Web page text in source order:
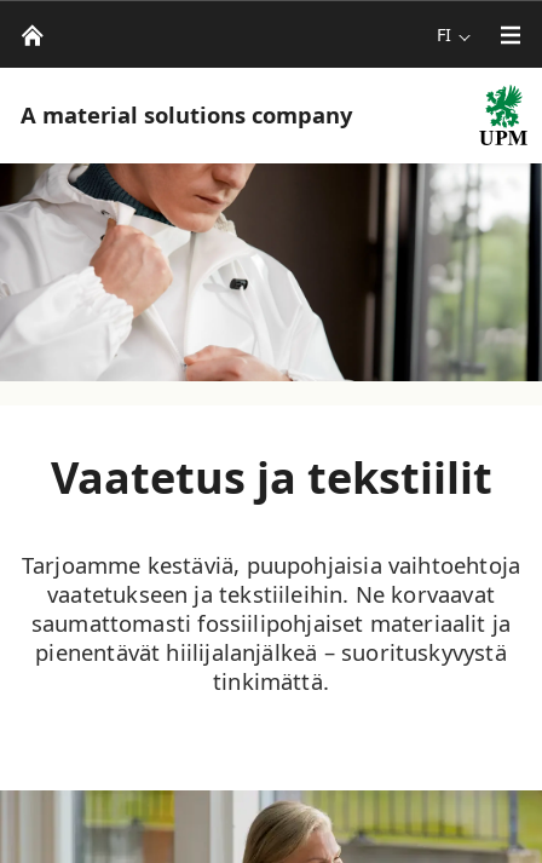
FI
A material solutions company
Vaatetus ja tekstiilit
Tarjoamme kestäviä, puupohjaisia vaihtoehtoja
vaatetukseen ja tekstiileihin. Ne korvaavat
saumattomasti fossiilipohjaiset materiaalit ja
pienentävät hiilijalanjälkeä – suorituskyvystä
tinkimättä.